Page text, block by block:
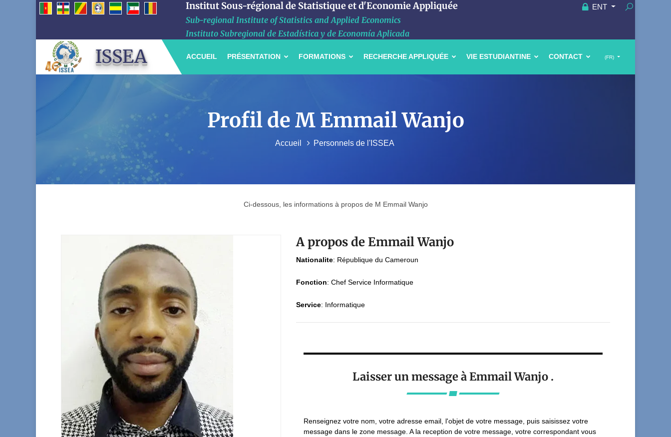
Institut Sous-régional de Statistique et d'Economie Appliquée
Sub-regional Institute of Statistics and Applied Economics
Instituto Subregional de Estadística y de Economía Aplicada
ENT
ISSEA (FR)
ACCUEIL PRÉSENTATION FORMATIONS RECHERCHE APPLIQUÉE VIE ESTUDIANTINE CONTACT
Profil de M Emmail Wanjo
Accueil Personnels de l'ISSEA
Ci-dessous, les informations à propos de M Emmail Wanjo
A propos de Emmail Wanjo
Nationalite: République du Cameroun
Fonction: Chef Service Informatique
Service: Informatique
Laisser un message à Emmail Wanjo .
Renseignez votre nom, votre adresse email, l'objet de votre message, puis saisissez votre
message dans le zone message. A la reception de votre message, votre correspondant vous